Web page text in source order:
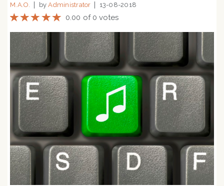
M.A.O. byAdministrator 13-08-2018
0.00 of 0 votes